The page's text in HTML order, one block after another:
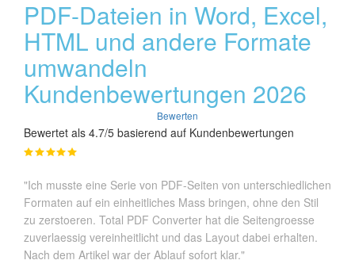
PDF-Dateien in Word, Excel,
HTML und andere Formate
umwandeln
Kundenbewertungen 2026
Bewerten
Bewertet als 4.7/5 basierend auf Kundenbewertungen
"Ich musste eine Serie von PDF-Seiten von unterschiedlichen
Formaten auf ein einheitliches Mass bringen, ohne den Stil
zu zerstoeren. Total PDF Converter hat die Seitengroesse
zuverlaessig vereinheitlicht und das Layout dabei erhalten.
Nach dem Artikel war der Ablauf sofort klar."